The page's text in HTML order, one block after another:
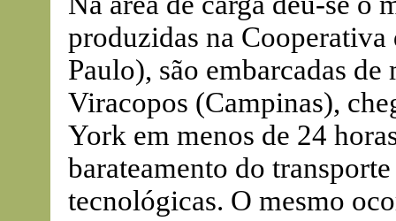
produzidas na
Paulo), são embarcadas
Viracopos (Campinas),
York em menos de 24
barateamento do
tecnológicas. O mesmo